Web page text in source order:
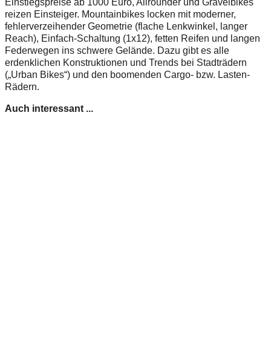
Einstiegspreise ab 1000 Euro, Allrounder und Gravelbikes
reizen Einsteiger. Mountain­bikes locken mit moderner,
fehlerverzeihender Geometrie (flache Lenkwinkel, langer
Reach), Einfach-Schaltung (1x12), fetten Reifen und langen
Federwegen ins schwere Gelände. Dazu gibt es alle
erdenklichen Konstruktionen und Trends bei Stadträdern
(„Urban Bikes“) und den boomenden Cargo- bzw. ­Lasten-
Rädern.
Auch interessant ...